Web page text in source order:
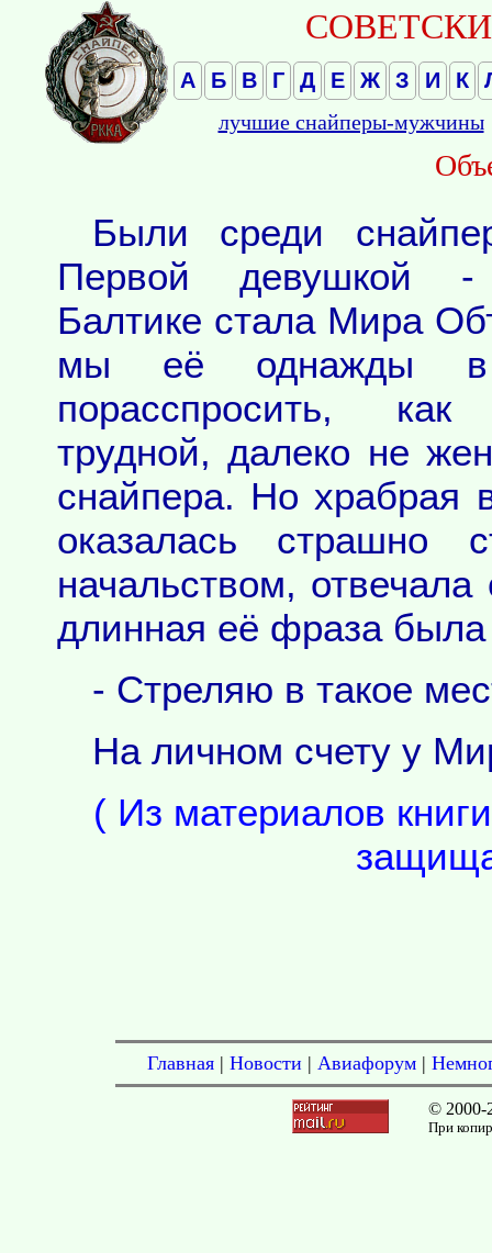
А Б В Г Д Е Ж З И К
лучшие снайперы-мужчины
Были среди
Первой девушкой
Балтике стала Мира
мы её однажды
порасспросить,
трудной, далеко не
снайпера. Но
оказалась страшно
начальством,
длинная её фраза была
- Стреляю в такое
На личном счету у
( Из материалов
Главная | Новости | Авиафорум |
© 2000-
При